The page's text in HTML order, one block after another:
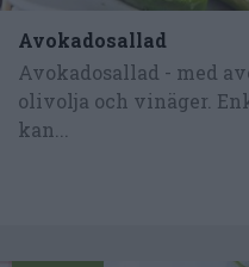
Avokadosallad
Avokadosallad - med
olivolja och vinäger.
kan...